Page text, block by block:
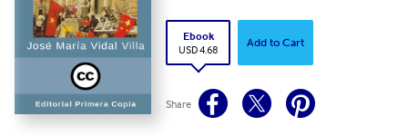
Ebook
USD 4.68
Add to Cart
Share